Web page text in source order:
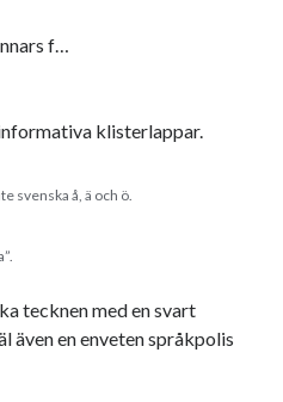
f…
klisterlappar.
svenska å, ä och ö.
tecknen med en svart
även en enveten språkpolis